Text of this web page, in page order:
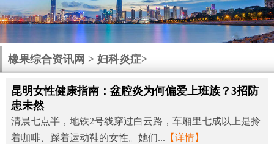
橡果综合资讯网 >妇科炎症>
昆明女性健康指南：盆腔炎为何偏爱上班族？3招防
患未然
清晨七点半，地铁2号线穿过白云路，车厢里七成以上是拎
着咖啡、踩着运动鞋的女性。她们... 【详情】